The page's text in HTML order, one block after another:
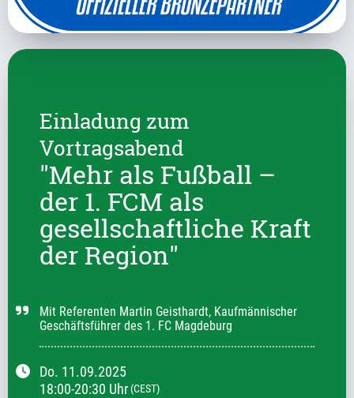
"Mehr als Fußball –
der 1. FCM als
gesellschaftliche Kraft
der Region"
Einladung zum
Vortragsabend
Do. 11.09.2025
18:00-20:30 Uhr (CEST)
Mit Referenten Martin Geisthardt, Kaufmännischer
Geschäftsführer des 1. FC Magdeburg